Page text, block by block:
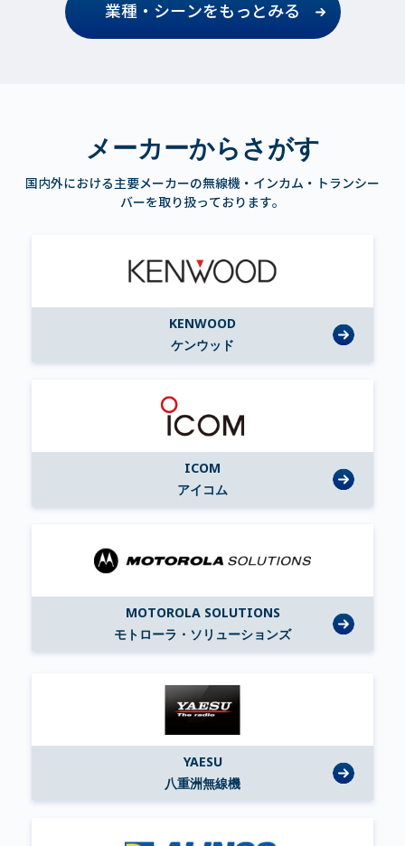
業種・シーンをもっとみる
メーカーからさがす
国内外における主要メーカーの無線機・インカム・トランシー
バーを取り扱っております。
KENWOOD
ケンウッド
ICOM
アイコム
MOTOROLA SOLUTIONS
モトローラ・ソリューションズ
YAESU
八重洲無線機